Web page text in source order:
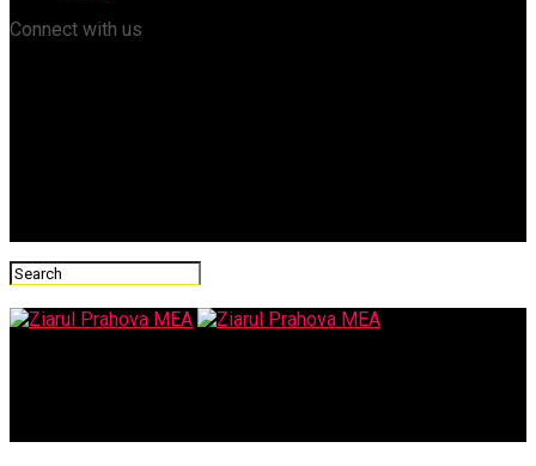
Connect with us